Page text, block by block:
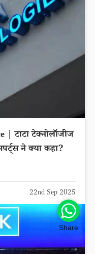
22nd Sep 2025
| टाटा टेक्नोलॉजीज
ने क्या कहा?
22nd Sep 2025
Share